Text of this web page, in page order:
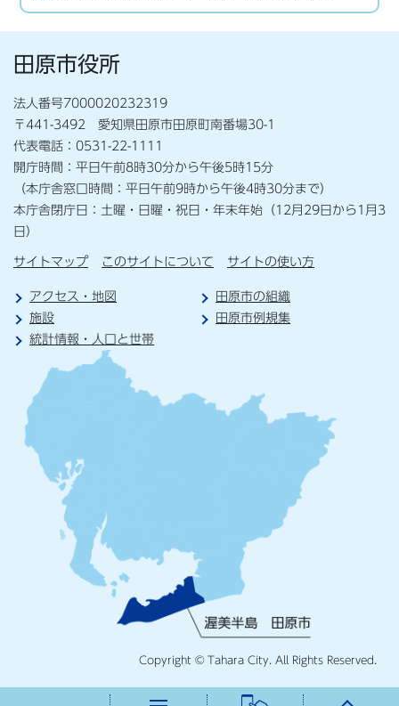
田原市役所
法人番号7000020232319
〒441-3492 愛知県田原市田原町南番場30-1
代表電話：0531-22-1111
開庁時間：平日午前8時30分から午後5時15分
（本庁舎窓口時間：平日午前9時から午後4時30分まで）
本庁舎閉庁日：土曜・日曜・祝日・年末年始（12月29日から1月3
日）
サイトマップ このサイトについて サイトの使い方
アクセス・地図
田原市の組織
施設
田原市例規集
統計情報・人口と世帯
Copyright © Tahara City. All Rights Reserved.